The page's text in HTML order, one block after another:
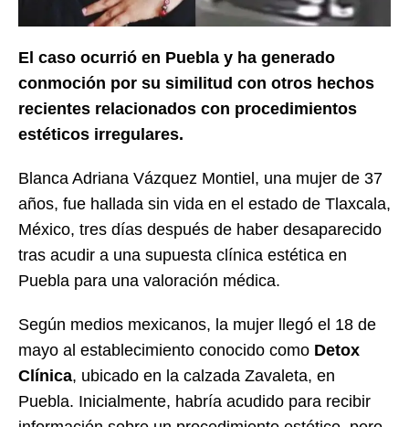
El caso ocurrió en Puebla y ha generado
conmoción por su similitud con otros hechos
recientes relacionados con procedimientos
estéticos irregulares.
Blanca Adriana Vázquez Montiel, una mujer de 37
años, fue hallada sin vida en el estado de Tlaxcala,
México, tres días después de haber desaparecido
tras acudir a una supuesta clínica estética en
Puebla para una valoración médica.
Según medios mexicanos, la mujer llegó el 18 de
mayo al establecimiento conocido como Detox
Clínica, ubicado en la calzada Zavaleta, en
Puebla. Inicialmente, habría acudido para recibir